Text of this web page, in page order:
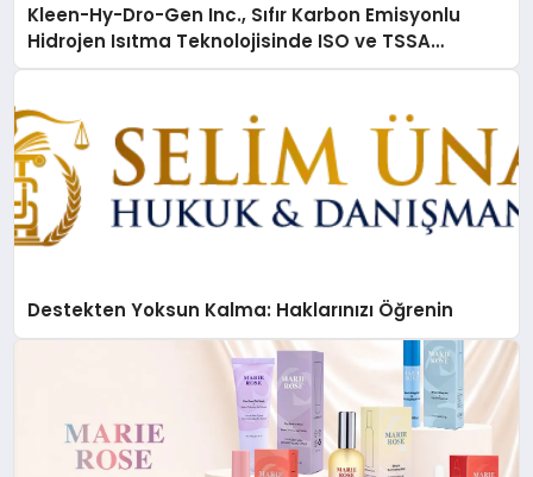
Kleen-Hy-Dro-Gen Inc., Sıfır Karbon Emisyonlu
Hidrojen Isıtma Teknolojisinde ISO ve TSSA
Düzenleyici Onaylarını Aldı
Destekten Yoksun Kalma: Haklarınızı Öğrenin